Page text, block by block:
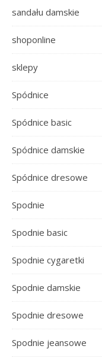
sandału damskie
shoponline
sklepy
Spódnice
Spódnice basic
Spódnice damskie
Spódnice dresowe
Spodnie
Spodnie basic
Spodnie cygaretki
Spodnie damskie
Spodnie dresowe
Spodnie jeansowe